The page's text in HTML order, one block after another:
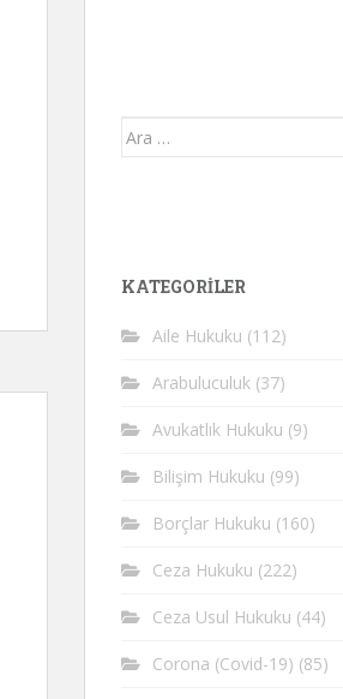
Arama
KATEGORİLER
Aile Hukuku (112)
Arabuluculuk (37)
Avukatlık Hukuku (9)
Bilişim Hukuku (99)
Borçlar Hukuku (160)
Ceza Hukuku (222)
Ceza Usul Hukuku (44)
Corona (Covid-19) (85)